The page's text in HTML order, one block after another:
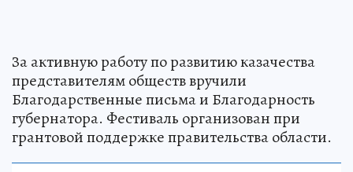
За активную работу по развитию казачества
представителям обществ вручили
Благодарственные письма и Благодарность
губернатора. Фестиваль организован при
грантовой поддержке правительства области.